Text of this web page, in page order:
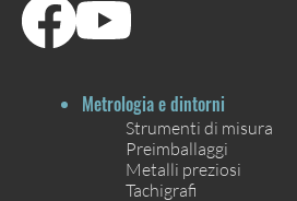
Metrologia e dintorni
Strumenti di misura
Preimballaggi
Metalli preziosi
Tachigrafi